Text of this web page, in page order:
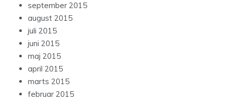
september 2015
august 2015
juli 2015
juni 2015
maj 2015
april 2015
marts 2015
februar 2015